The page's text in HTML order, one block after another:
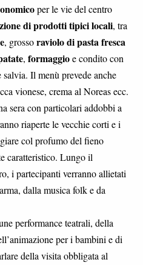
per le vie del centro
di prodotti tipici locali, tra
, grossoraviolo di pasta fresca
, formaggioe condito con
salvia. Il menù prevede anche
vionese, crema al Noreas ecc.
sera con particolari addobbi a
riaperte le vecchie corti e i
col profumo del fieno
caratteristico. Lungo il
i partecipanti verranno allietati
dalla musica folk e da
performance teatrali, della
per i bambini e di
della visita obbligata al